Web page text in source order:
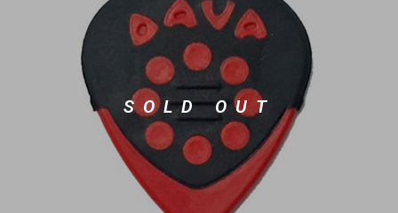
ドラム パーカッション
キーボード 電子ピアノ
その他楽器
SOLD OUT